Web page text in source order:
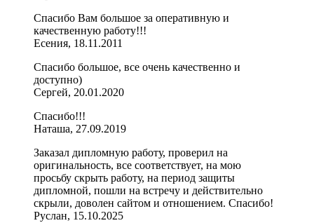
Спасибо Вам большое за оперативную и
качественную работу!!!
Есения, 18.11.2011
Спасибо большое, все очень качественно и
доступно)
Сергей, 20.01.2020
Спасибо!!!
Наташа, 27.09.2019
Заказал дипломную работу, проверил на
оригинальность, все соответствует, на мою
просьбу скрыть работу, на период защиты
дипломной, пошли на встречу и действительно
скрыли, доволен сайтом и отношением. Спасибо!
Руслан, 15.10.2025